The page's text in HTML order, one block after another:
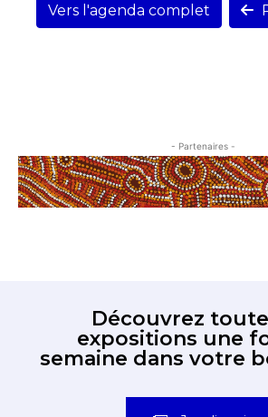
Vers l'agenda complet
- Partenaires -
Découvrez
expositions une
semaine dans votre